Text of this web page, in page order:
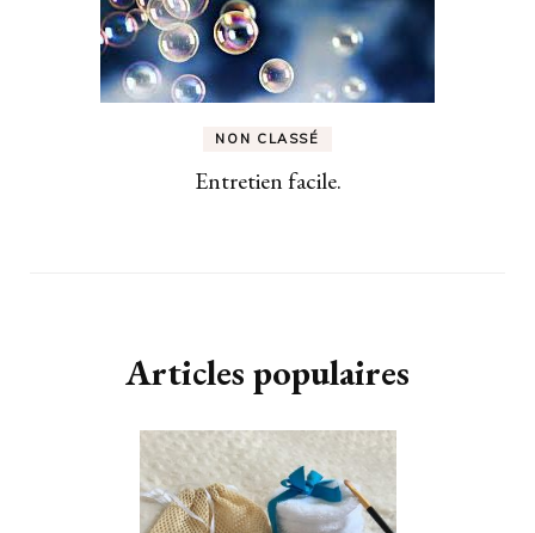
NON CLASSÉ
Entretien facile.
Articles populaires